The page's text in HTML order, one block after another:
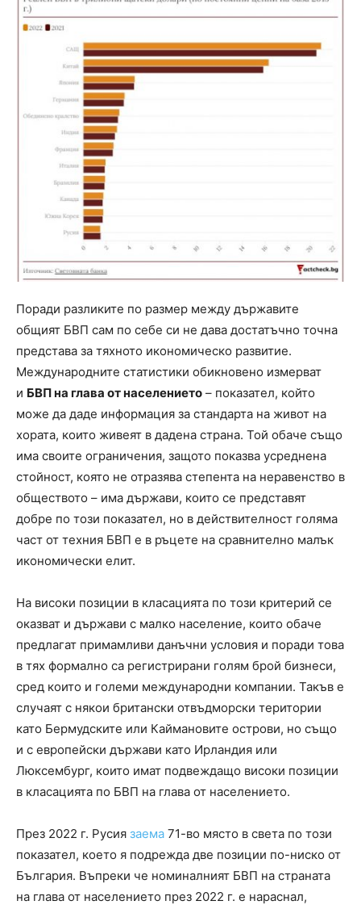
Поради разликите по размер между държавите
общият БВП сам по себе си не дава достатъчно точна
представа за тяхното икономическо развитие.
Международните статистики обикновено измерват
и БВП на глава от населението – показател, който
може да даде информация за стандарта на живот на
хората, които живеят в дадена страна. Той обаче също
има своите ограничения, защото показва усреднена
стойност, която не отразява степента на неравенство в
обществото – има държави, които се представят
добре по този показател, но в действителност голяма
част от техния БВП е в ръцете на сравнително малък
икономически елит.
На високи позиции в класацията по този критерий се
оказват и държави с малко население, които обаче
предлагат примамливи данъчни условия и поради това
в тях формално са регистрирани голям брой бизнеси,
сред които и големи международни компании. Такъв е
случаят с някои британски отвъдморски територии
като Бермудските или Каймановите острови, но също
и с европейски държави като Ирландия или
Люксембург, които имат подвеждащо високи позиции
в класацията по БВП на глава от населението.
През 2022 г. Русия заема 71-во място в света по този
показател, което я подрежда две позиции по-ниско от
България. Въпреки че номиналният БВП на страната
на глава от населението през 2022 г. е нараснал,